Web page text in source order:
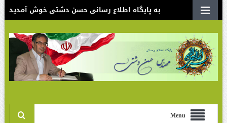
به پایگاه اطلاع رسانی حسن دشتی خوش آمدید
Menu